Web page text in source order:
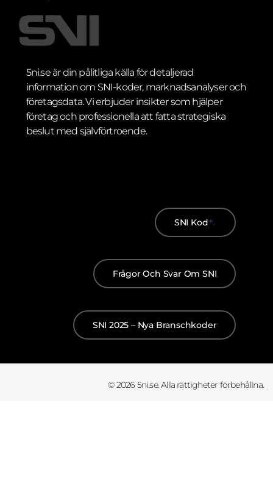
5ni.se är din pålitliga källa för detaljerad
information om SNI-koder, marknadsanalyser och
företagsdata. Vi erbjuder insikter som hjälper
företag och professionella att fatta strategiska
beslut med självförtroende.
SNI Kod
Frågor Och Svar Om SNI
SNI 2025 – Nya Branschkoder
© 2026 5ni.se. Alla rättigheter förbehållna.